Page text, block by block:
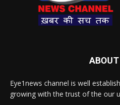
Eye1news channel is well
growing with the trust of the our